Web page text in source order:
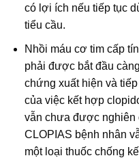
có lợi ích nếu tiếp tục
tiểu cầu.
Nhồi máu cơ tim cấp
phải được bắt đầu
chứng xuất hiện và
của việc kết hợp
vẫn chưa được nghiên
CLOPIAS bệnh nhân
một loại thuốc chống